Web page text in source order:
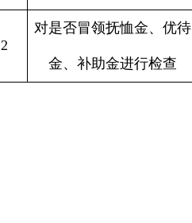
2
对是否冒领抚恤金、优待
金、补助金进行检查